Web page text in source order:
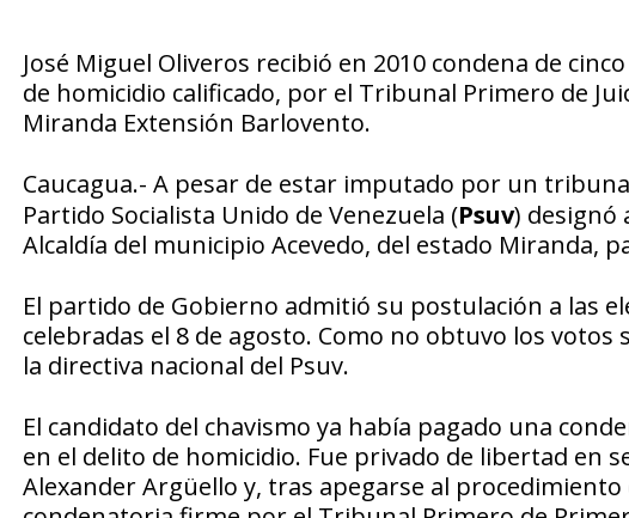
José Miguel Oliveros recibió en 2010 condena de
de homicidio calificado, por el Tribunal Primero de
Miranda Extensión Barlovento.
Caucagua.- A pesar de estar imputado por un
Partido Socialista Unido de Venezuela (Psuv) designó
Alcaldía del municipio Acevedo, del estado Miranda,
El partido de Gobierno admitió su postulación a las
celebradas el 8 de agosto. Como no obtuvo los
la directiva nacional del Psuv.
El candidato del chavismo ya había pagado una
en el delito de homicidio. Fue privado de libertad en
Alexander Argüello y, tras apegarse al